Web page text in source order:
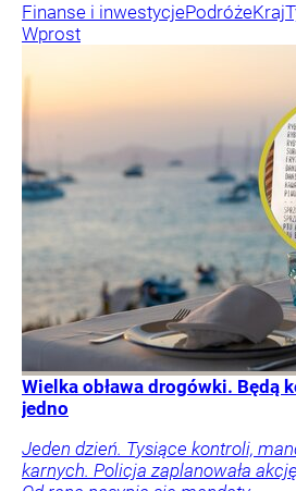
Finanse i inwestycjePodróżeKraj
Wprost
Wielka obława drogówki. Będą
jedno
Jeden dzień. Tysiące kontroli,
karnych. Policja zaplanowała